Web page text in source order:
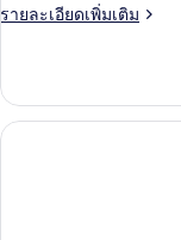
รายละเอียดเพิ่มเติม
ราย
เกี่ยว
กับ
ห้อง